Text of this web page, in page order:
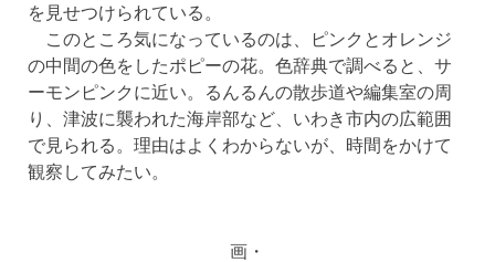
を見せつけられている。
このところ気になっているのは、ピンクとオレンジ
の中間の色をしたポピーの花。色辞典で調べると、サ
ーモンピンクに近い。るんるんの散歩道や編集室の周
り、津波に襲われた海岸部など、いわき市内の広範囲
で見られる。理由はよくわからないが、時間をかけて
観察してみたい。
画・